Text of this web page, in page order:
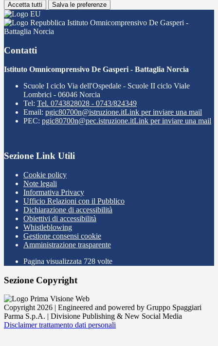
Accetta tutti Salva le preferenze
Istituto Omnicomprensivo De Gasperi -
Battaglia Norcia
Contatti
Istituto Omnicomprensivo De Gasperi - Battaglia Norcia
Scuole I ciclo Via dell'Ospedale - Scuole II ciclo Viale
Lombrici - 06046 Norcia
Tel: Tel. 0743828028 - 0743/824349
Email: pgic80700n@istruzione.itLink per inviare una mail
PEC: pgic80700n@pec.istruzione.itLink per inviare una mail
Sezione Link Utili
Cookie policy
Note legali
Informativa Privacy
Ufficio Relazioni con il Pubblico
Dichiarazione di accessibilità
Obiettivi di accessibilità
Whistleblowing
Gestione consensi cookie
Amministrazione trasparente
Pagina visualizzata 728 volte
Sezione Copyright
Copyright 2026 | Engineered and powered by Gruppo Spaggiari
Parma S.p.A. | Divisione Publishing & New Social Media
Disclaimer trattamento dati personali